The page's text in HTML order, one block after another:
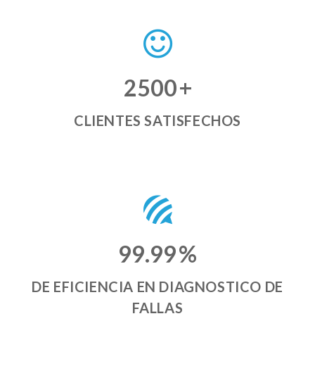
2500+
CLIENTES SATISFECHOS
99.99%
DE EFICIENCIA EN DIAGNOSTICO DE
FALLAS